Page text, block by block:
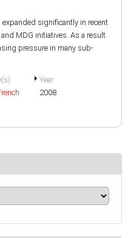
significantly in recent
MDG initiatives. As a result
pressure in many sub-
Year
2008